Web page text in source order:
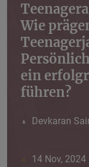
Wie
ein
führen?
Devkaran
14 Nov, 2024